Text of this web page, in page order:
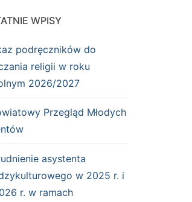
WPISY
podręczników do
religii w roku
2026/2027
Przegląd Młodych
asystenta
w 2025 r. i
r. w ramach